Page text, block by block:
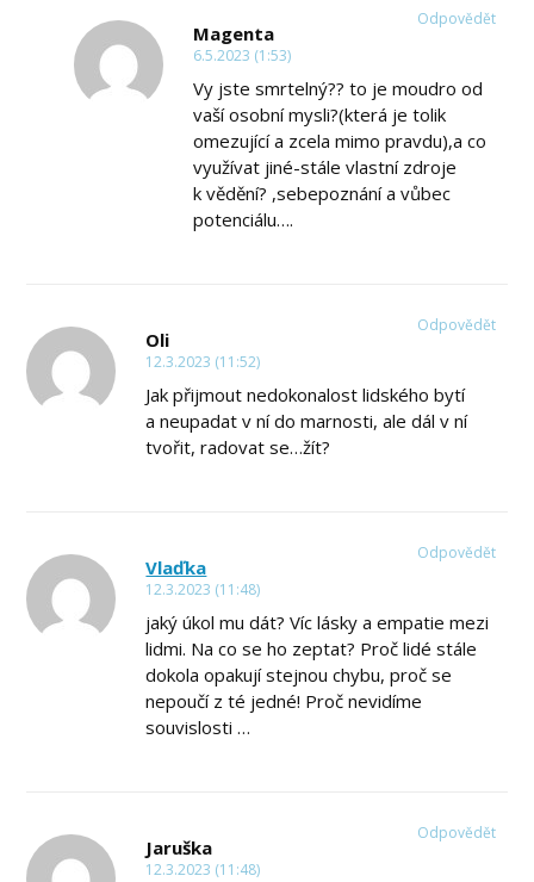
Magenta
6.5.2023 (1:53)
Vy jste smrtelný?? to je moudro od
vaší osobní mysli?(která je tolik
omezující a zcela mimo pravdu),a co
využívat jiné-stále vlastní zdroje
k vědění? ,sebepoznání a vůbec
potenciálu….
Odpovědět
Oli
12.3.2023 (11:52)
Jak přijmout nedokonalost lidského bytí
a neupadat v ní do marnosti, ale dál v ní
tvořit, radovat se…žít?
Odpovědět
Vlaďka
12.3.2023 (11:48)
jaký úkol mu dát? Víc lásky a empatie mezi
lidmi. Na co se ho zeptat? Proč lidé stále
dokola opakují stejnou chybu, proč se
nepoučí z té jedné! Proč nevidíme
souvislosti …
Odpovědět
Jaruška
12.3.2023 (11:48)
Odpovědět